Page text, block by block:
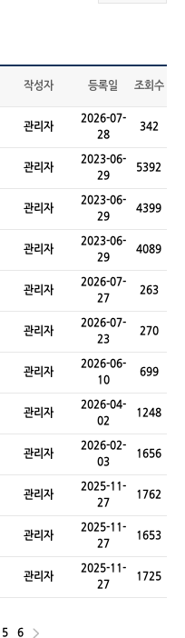
작성자 등록일 조회수
관리자
2026-07-
28
342
관리자
2023-06-
29
5392
관리자
2023-06-
29
4399
관리자
2023-06-
29
4089
관리자
2026-07-
27
263
관리자
2026-07-
23
270
관리자
2026-06-
10
699
관리자
2026-04-
02
1248
관리자
2026-02-
03
1656
관리자
2025-11-
27
1762
관리자
2025-11-
27
1653
관리자
2025-11-
27
1725
5 6